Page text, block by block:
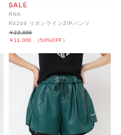
RNA
R4249 リボンラインZIPパンツ
￥11,000 （50%OFF）
￥22,000